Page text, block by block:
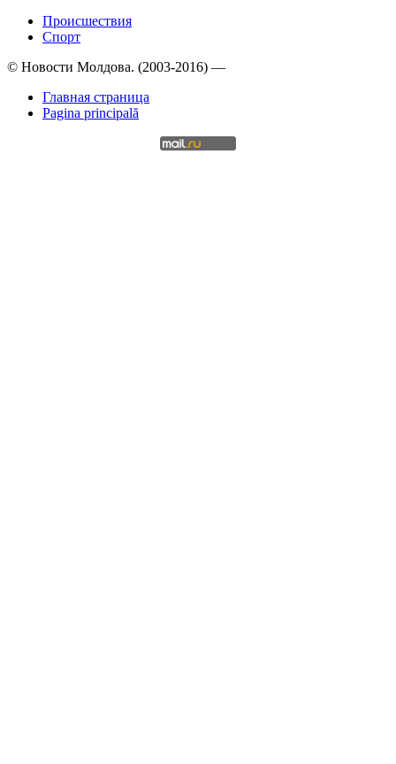
Происшествия
Спорт
© Новости Молдова. (2003-2016) —
Главная страница
Pagina principală